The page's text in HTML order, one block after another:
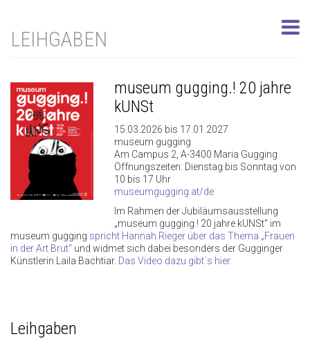
LEIHGABEN
museum gugging.! 20 jahre
kUNSt
15.03.2026 bis 17.01.2027
museum gugging
Am Campus 2, A-3400 Maria Gugging
Öffnungszeiten: Dienstag bis Sonntag von
10 bis 17 Uhr
museumgugging.at/de
Im Rahmen der Jubiläumsausstellung
„museum gugging.! 20 jahre kUNSt“ im
museum gugging spricht Hannah Rieger über das Thema „Frauen
in der Art Brut“ und widmet sich dabei besonders der Gugginger
Künstlerin Laila Bachtiar. Das Video dazu gibt´s hier.
Leihgaben